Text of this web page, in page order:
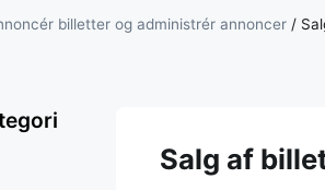
billetter og administrér annoncer /
Salg af